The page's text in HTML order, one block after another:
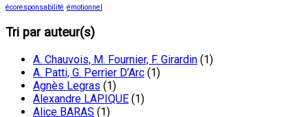
écoresponsabilité émotionnel
Tri par auteur(s)
A. Chauvois, M. Fournier, F. Girardin (1)
A. Patti, G. Perrier D’Arc (1)
Agnès Legras (1)
Alexandre LAPIQUE (1)
Alice BARAS (1)